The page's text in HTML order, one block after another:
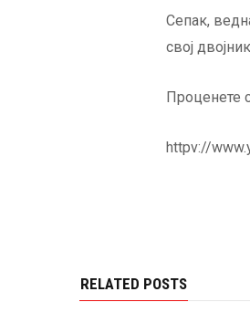
Сепак,
свој
Проценете
httpv://
RELATED POSTS